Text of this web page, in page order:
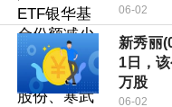
06-02
新秀丽
1日，
万股
06-02